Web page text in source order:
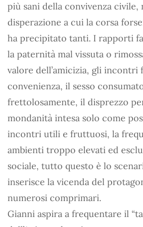
più sani della convivenza
disperazione a cui la corsa
ha precipitato tanti. I rapporti
la paternità mal vissuta o
valore dell’amicizia, gli incontri
convenienza, il sesso
frettolosamente, il disprezzo
mondanità intesa solo come
incontri utili e fruttuosi, la
ambienti troppo elevati ed
sociale, tutto questo è lo
inserisce la vicenda del
numerosi comprimari.
Gianni aspira a frequentare il